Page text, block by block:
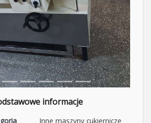
informacje
Inne maszyny cukiernicze